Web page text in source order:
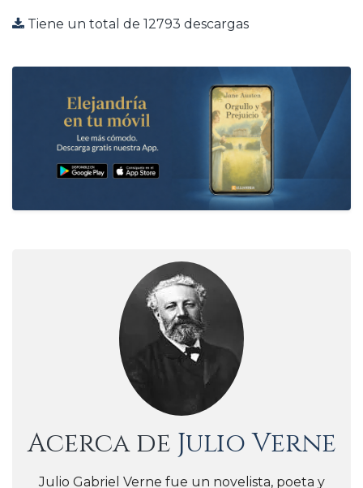
Tiene un total de 12793 descargas
Acerca de Julio Verne
Julio Gabriel Verne fue un novelista, poeta y